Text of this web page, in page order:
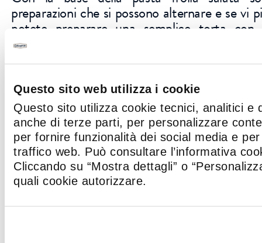
Questo sito web utilizza i cookie
Questo sito utilizza cookie tecnici, analitici e
anche di terze parti, per personalizzare
per fornire funzionalità dei social media e
traffico web. Può consultare l’informativa
Cliccando su “Mostra dettagli” o
quali cookie autorizzare.
preparazioni che si possono alternare e se vi
potete preparare una semplice torta
Lessate gli spinaci, scolateli bene e
condimento perché perdano ogni
pepe e farcite il guscio della vostra torta
Infornate a 180° per circa 35 minuti;
raffreddare la torta su una gratella prima
tiepida darà il meglio di sé.
Se siete nella bella stagione, potete
patate novelle e asparagi. Preparate la
procedete con la cottura cieca. Nel